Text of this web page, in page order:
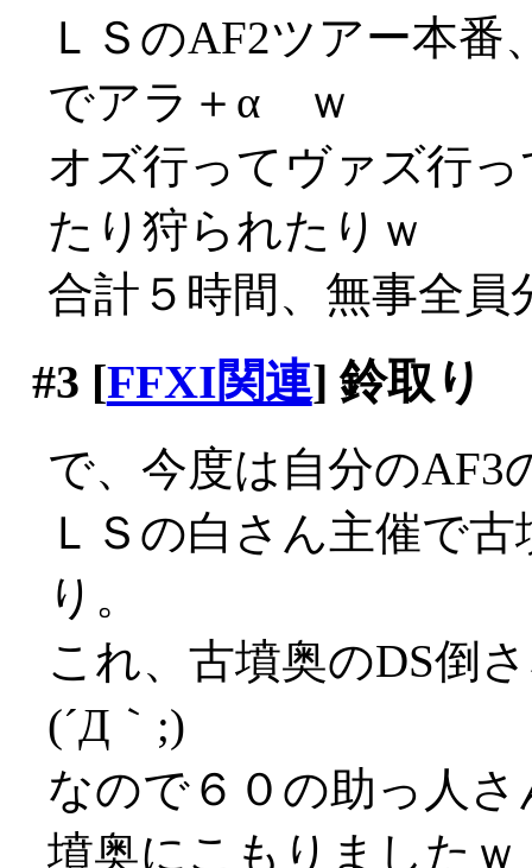
ＬＳのAF2ツアー本
でアラ＋α ｗ
オズ行ってヴァズ行
たり狩られたりｗ
合計５時間、無事全
#3 [FFXI関連] 鈴取り
で、今度は自分のAF3
ＬＳの白さん主催で
り。
これ、古墳奥のDS倒
(´Д｀;)
なので６０の助っ人
墳奥にこもりましたｗ